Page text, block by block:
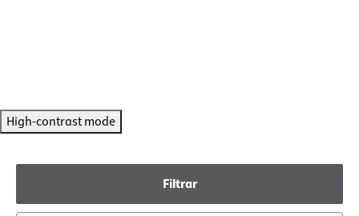
High-contrast mode
Filtrar